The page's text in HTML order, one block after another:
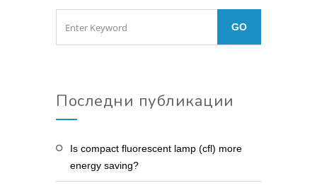
Последни публикации
Is compact fluorescent lamp (cfl) more
energy saving?